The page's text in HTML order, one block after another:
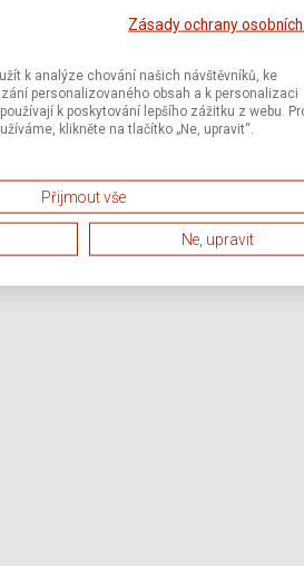
Zásady ochrany
k analýze chování našich návštěvníků, ke
personalizovaného obsah a k personalizaci
k poskytování lepšího zážitku z webu.
klikněte na tlačítko „Ne, upravit“.
Přijmout vše
Ne, upravit